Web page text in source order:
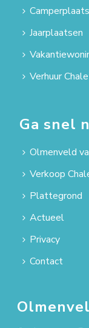
Jaarplaatsen
Verhuur
Ga snel
Olmenveld
Verkoop
Plattegrond
Actueel
Privacy
Contact